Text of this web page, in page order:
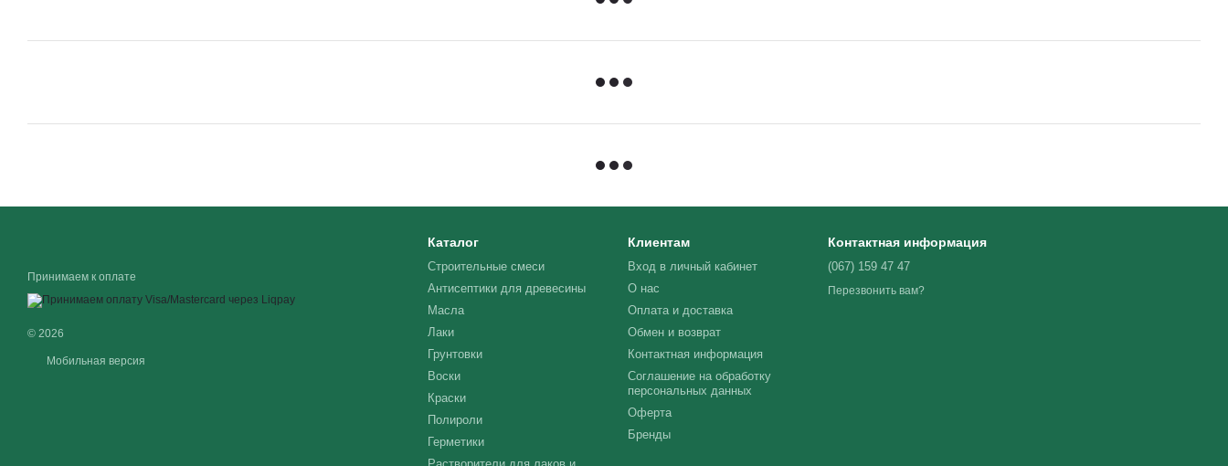
Принимаем к оплате
© 2026
Мобильная версия
Каталог
Строительные смеси
Антисептики для древесины
Масла
Лаки
Грунтовки
Воски
Краски
Полироли
Герметики
Клиентам
Вход в личный кабинет
О нас
Оплата и доставка
Обмен и возврат
Контактная информация
Соглашение на обработку
персональных данных
Оферта
Бренды
Контактная информация
(067) 159 47 47
Перезвонить вам?